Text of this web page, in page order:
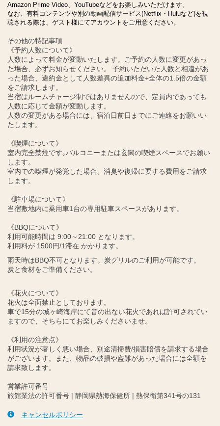
Amazon Prime Video、YouTubeなどをお楽しみいただけます。
なお、有料コンテンツや別の動画配信サービス(Netflix・Huluなど)を視
聴される際は、ゲスト様にてアカウントをご用意ください。
その他の特記事項
《予約人数について》
人数によって料金が変動いたします。ご予約の人数に変更があっ
た場合、必ずお知らせください。 予約いただいた人数と相違があ
った場合、違約金として人数差異の追加料金+全体の1.5倍の金額
をご請求します。
当宿はルームチャージ制ではありませんので、定員内であっても
人数に応じて金額が変動します。
人数の変更がある場合には、宿泊日前日までにご連絡をお願いい
たします。
《喫煙について》
室内完全禁煙です｡バルコニーまたは玄関の喫煙スペースでお願い
します。
室内での喫煙が発覚した場合、消臭や復帰に要する費用をご請求
します。
《駐車場について》
当宿敷地内に乗用車1台の専用駐車スペースがあります。
《BBQについて》
利用可能時間は 9:00～21:00 となります。
利用料が 1500円/1滞在 かかります。
雨天時はBBQ不可となります。炭グリルのご利用が可能です。
炭と食材をご準備ください。
《花火について》
花火は全面禁止としております。
車で15分の城ヶ崎海岸にて音の出ない花火であれば許可されてい
ますので、そちらにてお楽しみくださいませ。
《利用の注意点》
利用状況が著しく悪い場合、別途清掃費/損害賠償を請求する場合
がございます。また、物品の破損や盗難があった場合には全額を
請求致します。
営業許可番号
旅館業法の許可番号 | 静岡県熱海保健所 | 熱保衛第341号の131
キャンセルポリシー